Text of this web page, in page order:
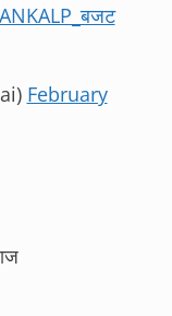
February